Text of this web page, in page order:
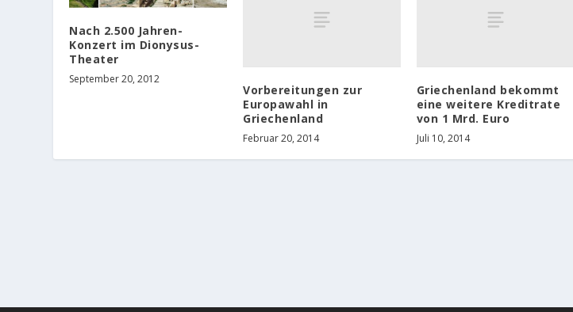
Nach 2.500 Jahren-
Konzert im Dionysus-
Theater
September 20, 2012
Vorbereitungen zur
Europawahl in
Griechenland
Februar 20, 2014
Griechenland bekommt
eine weitere Kreditrate
von 1 Mrd. Euro
Juli 10, 2014